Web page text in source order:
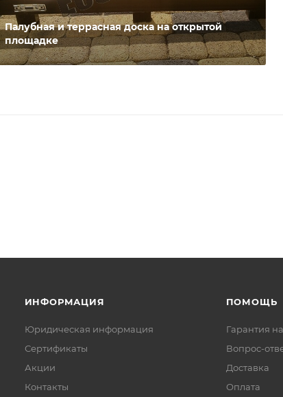
Палубная и террасная доска на открытой
площадке
ИНФОРМАЦИЯ
Юридическая информация
Сертификаты
Акции
Контакты
ПОМОЩЬ
Гарантия
Вопрос-
Доставка
Оплата